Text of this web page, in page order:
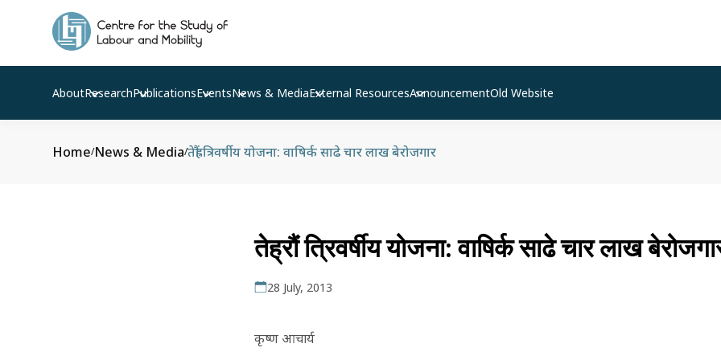
AboutResearchPublicationsEventsNews & MediaExternal ResourcesAnnouncementOld Website
Home/News & Media/तेह्रौं त्रिवर्षीय योजना: वाषिर्क साढे चार लाख बेरोजगार
तेह्रौं त्रिवर्षीय योजना: वाषिर्क साढे चार लाख
28 July, 2013
कृष्ण आचार्य